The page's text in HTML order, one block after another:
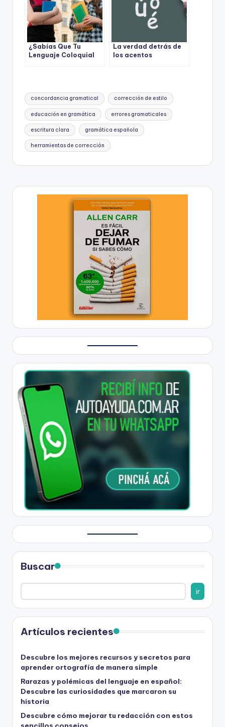
¿Sabías Que Tu
Lenguaje Coloquial
La verdad detrás de
los acentos
Etiquetas:
concordancia gramatical corrección de estilo
educación en gramática errores gramaticales
escritura clara gramática española
herramientas de corrección
Buscar
ir
Artículos recientes
Descubre los mejores recursos y secretos para
aprender ortografía de manera simple
Rarazas y polémicas del lenguaje en español:
Descubre las curiosidades que marcaron su
historia
Descubre cómo mejorar tu redacción con estos